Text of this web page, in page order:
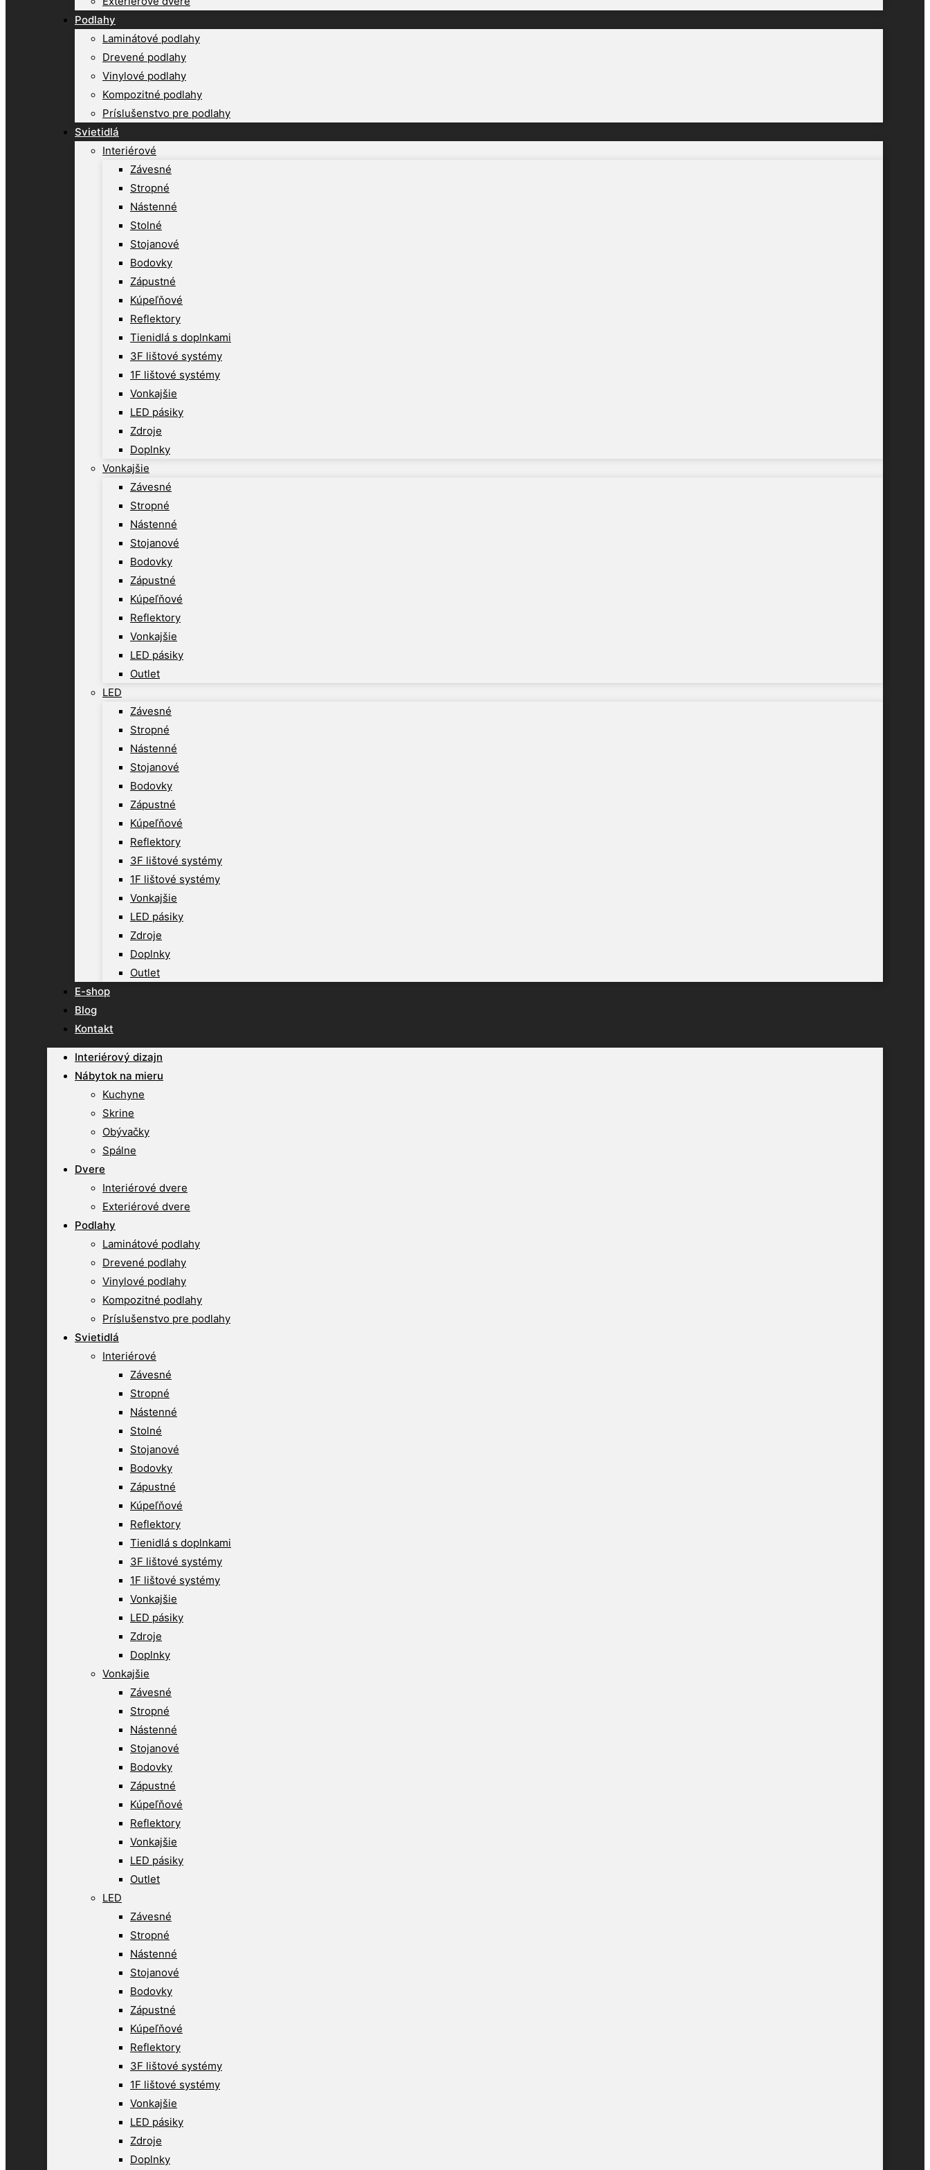
Podlahy
Laminátové podlahy
Drevené podlahy
Vinylové podlahy
Kompozitné podlahy
Príslušenstvo pre podlahy
Svietidlá
Interiérové
Závesné
Stropné
Nástenné
Stolné
Stojanové
Bodovky
Zápustné
Kúpeľňové
Reflektory
Tienidlá s doplnkami
3F lištové systémy
1F lištové systémy
Vonkajšie
LED pásiky
Zdroje
Doplnky
Vonkajšie
Závesné
Stropné
Nástenné
Stojanové
Bodovky
Zápustné
Kúpeľňové
Reflektory
Vonkajšie
LED pásiky
Outlet
LED
Závesné
Stropné
Nástenné
Stojanové
Bodovky
Zápustné
Kúpeľňové
Reflektory
3F lištové systémy
1F lištové systémy
Vonkajšie
LED pásiky
Zdroje
Doplnky
Outlet
E-shop
Blog
Kontakt
Interiérový dizajn
Nábytok na mieru
Kuchyne
Skrine
Obývačky
Spálne
Dvere
Interiérové dvere
Exteriérové dvere
Podlahy
Laminátové podlahy
Drevené podlahy
Vinylové podlahy
Kompozitné podlahy
Príslušenstvo pre podlahy
Svietidlá
Interiérové
Závesné
Stropné
Nástenné
Stolné
Stojanové
Bodovky
Zápustné
Kúpeľňové
Reflektory
Tienidlá s doplnkami
3F lištové systémy
1F lištové systémy
Vonkajšie
LED pásiky
Zdroje
Doplnky
Vonkajšie
Závesné
Stropné
Nástenné
Stojanové
Bodovky
Zápustné
Kúpeľňové
Reflektory
Vonkajšie
LED pásiky
Outlet
LED
Závesné
Stropné
Nástenné
Stojanové
Bodovky
Zápustné
Kúpeľňové
Reflektory
3F lištové systémy
1F lištové systémy
Vonkajšie
LED pásiky
Zdroje
Doplnky